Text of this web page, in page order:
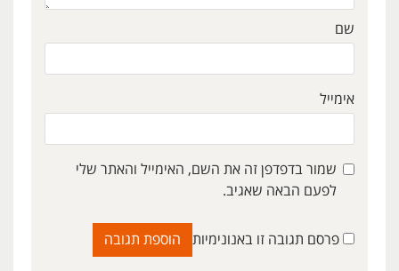
שם
אימייל
שמור בדפדפן זה את השם, האימייל והאתר שלי
לפעם הבאה שאגיב.
פרסם תגובה זו באנונימיות